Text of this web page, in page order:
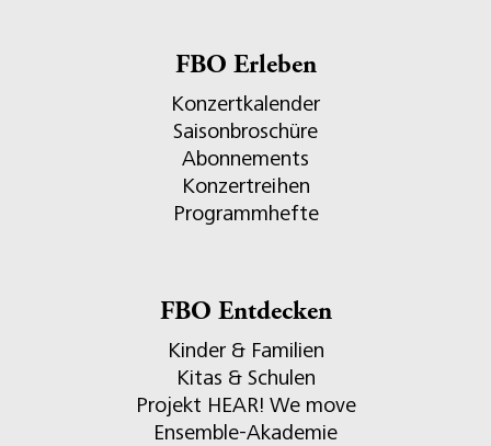
FBO Erleben
Konzertkalender
Saisonbroschüre
Abonnements
Konzertreihen
Programmhefte
FBO Entdecken
Kinder & Familien
Kitas & Schulen
Projekt HEAR! We move
Ensemble-Akademie